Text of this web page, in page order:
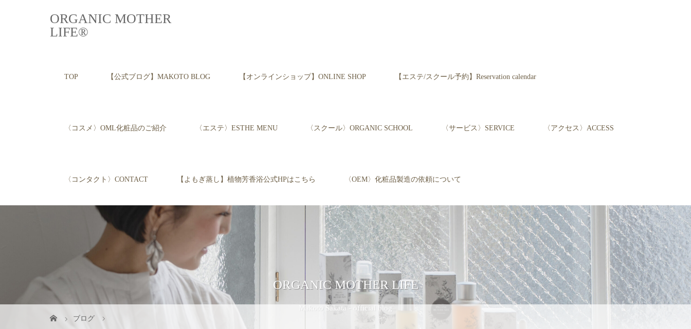
ORGANIC MOTHER
LIFE®︎
TOP 【公式ブログ】MAKOTO BLOG 【オンラインショップ】ONLINE SHOP 【エステ/スクール予約】Reservation calendar
〈コスメ〉OML化粧品のご紹介 〈エステ〉ESTHE MENU 〈スクール〉ORGANIC SCHOOL 〈サービス〉SERVICE 〈アクセス〉ACCESS
〈コンタクト〉CONTACT 【よもぎ蒸し】植物芳香浴公式HPはこちら 〈OEM〉化粧品製造の依頼について
ORGANIC MOTHER LIFE
Makoto Sakata - official blog
ブログ